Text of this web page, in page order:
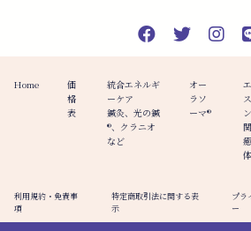
Home
価
格
表
統合エネルギ
ーケア
鍼灸、光の鍼
®︎、クラニオ
など
オー
ラソ
ーマ®️
利用規約・免責事
項
特定商取引法に関する表
示
プラ
ー